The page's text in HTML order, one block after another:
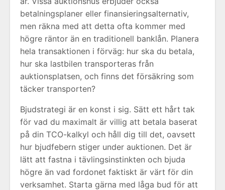
betalningsplaner eller finansieringsalternativ,
men räkna med att detta ofta kommer med
högre räntor än en traditionell banklån. Planera
hela transaktionen i förväg: hur ska du betala,
hur ska lastbilen transporteras från
auktionsplatsen, och finns det försäkring som
täcker transporten?
Bjudstrategi är en konst i sig. Sätt ett hårt tak
för vad du maximalt är villig att betala baserat
på din TCO-kalkyl och håll dig till det, oavsett
hur bjudfebern stiger under auktionen. Det är
lätt att fastna i tävlingsinstinkten och bjuda
högre än vad fordonet faktiskt är värt för din
verksamhet. Starta gärna med låga bud för att